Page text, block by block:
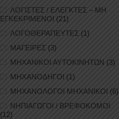
ΛΟΓΙΣΤΕΣ / ΕΛΕΓΚΤΕΣ – ΜΗ
ΕΓΚΕΚΡΙΜΕΝΟΙ (21)
ΛΟΓΟΘΕΡΑΠΕΥΤΕΣ (1)
ΜΑΓΕΙΡΕΣ (3)
ΜΗΧΑΝΙΚΟΙ ΑΥΤΟΚΙΝΗΤΩΝ (3)
ΜΗΧΑΝΟΔΗΓΟΙ (1)
ΜΗΧΑΝΟΛΟΓΟΙ ΜΗΧΑΝΙΚΟΙ (6)
ΝΗΠΙΑΓΩΓΟΙ / ΒΡΕΦΟΚΟΜΟΙ
(12)